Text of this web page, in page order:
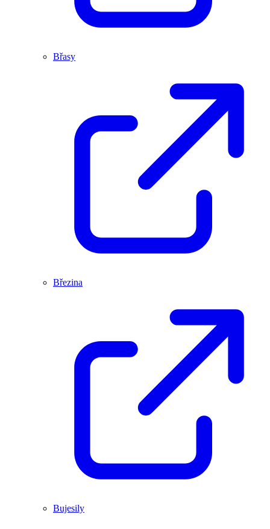
Břasy
Březina
Bujesily